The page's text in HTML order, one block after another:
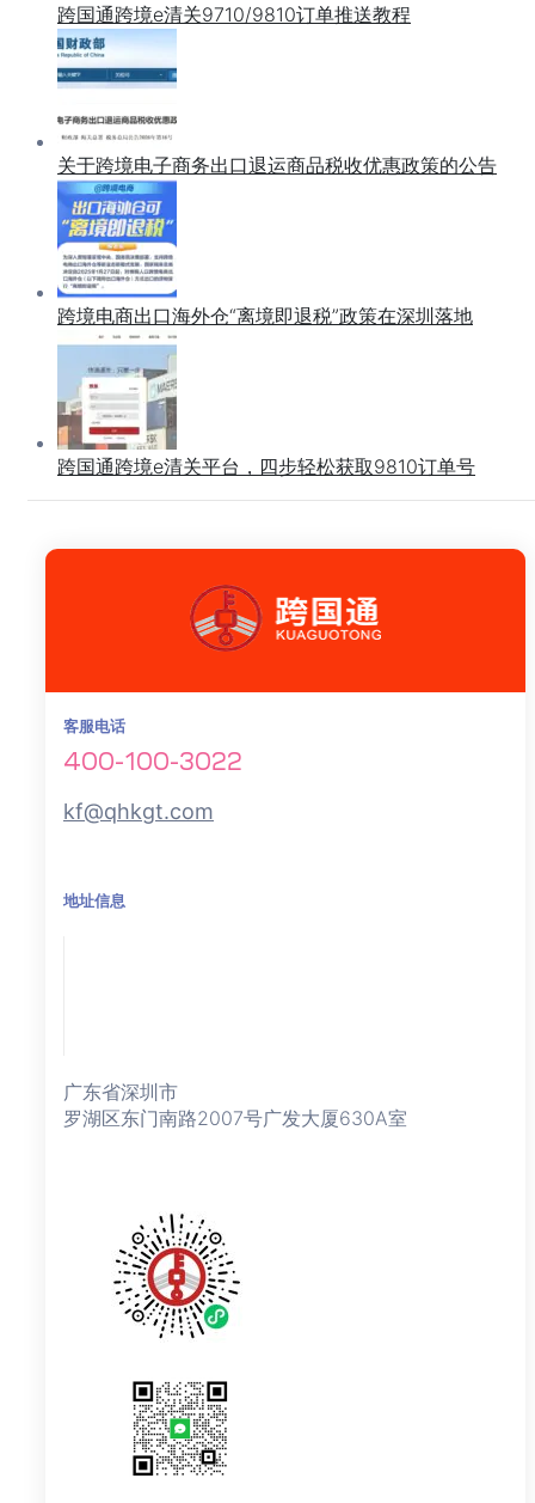
跨国通跨境e清关9710/9810订单推送教程
关于跨境电子商务出口退运商品税收优惠政策的公告
跨境电商出口海外仓“离境即退税”政策在深圳落地
跨国通跨境e清关平台，四步轻松获取9810订单号
客服电话
400-100-3022
kf@qhkgt.com
地址信息
广东省深圳市
罗湖区东门南路2007号广发大厦630A室